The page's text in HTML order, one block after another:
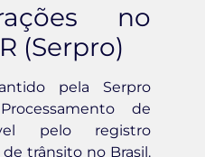
no
(Serpro)
pela Serpro
de
pelo registro
trânsito no Brasil.